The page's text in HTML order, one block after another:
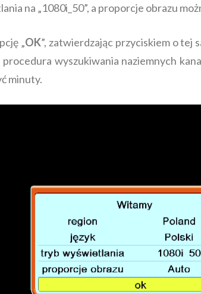
na „1080i_50”, a proporcje obrazu
„OK”, zatwierdzając przyciskiem o tej
wyszukiwania naziemnych
minuty.